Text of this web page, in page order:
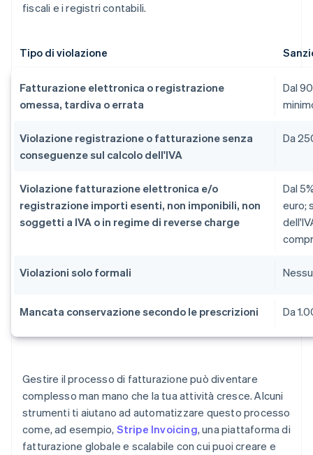
fiscali e i registri contabili.
Tipo di violazione
Fatturazione elettronica o registrazione
omessa, tardiva o errata
Dal
Violazione registrazione o fatturazione senza
conseguenze sul calcolo dell'IVA
Da
Violazione fatturazione elettronica e/o
registrazione importi esenti, non imponibili, non
soggetti a IVA o in regime di reverse charge
Dal
euro;
Violazioni solo formali
Mancata conservazione secondo le prescrizioni Da
Gestire il processo di fatturazione può diventare
complesso man mano che la tua attività cresce. Alcuni
strumenti ti aiutano ad automatizzare questo processo
come, ad esempio, Stripe Invoicing, una piattaforma di
fatturazione globale e scalabile con cui puoi creare e